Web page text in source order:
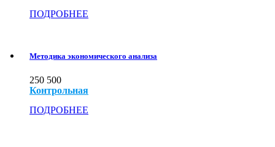
ПОДРОБНЕЕ
Методика экономического анализа
250 500
Контрольная
ПОДРОБНЕЕ